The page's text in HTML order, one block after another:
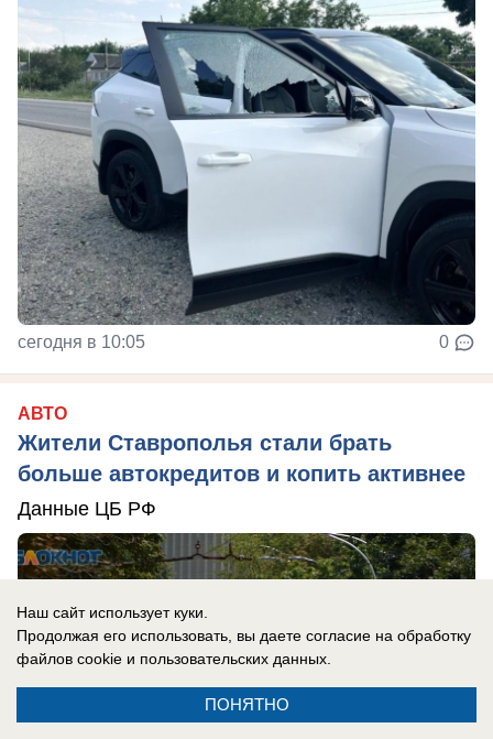
сегодня в 10:05 0
АВТО
Жители Ставрополья стали брать
больше автокредитов и копить активнее
Данные ЦБ РФ
Наш сайт использует куки.
Продолжая его использовать, вы даете согласие на обработку
файлов cookie и пользовательских данных.
ПОНЯТНО